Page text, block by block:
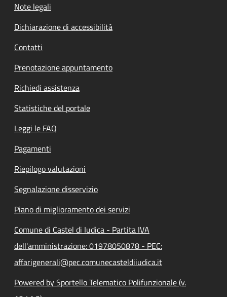
Note legali
Dichiarazione di accessibilità
Contatti
Prenotazione appuntamento
Richiedi assistenza
Statistiche del portale
Leggi le FAQ
Pagamenti
Riepilogo valutazioni
Segnalazione disservizio
Piano di miglioramento dei servizi
Comune di Castel di Iudica - Partita IVA
dell'amministrazione: 01978050878 - PEC:
affarigenerali@pec.comunecasteldiiudica.it
Powered by Sportello Telematico Polifunzionale (v.